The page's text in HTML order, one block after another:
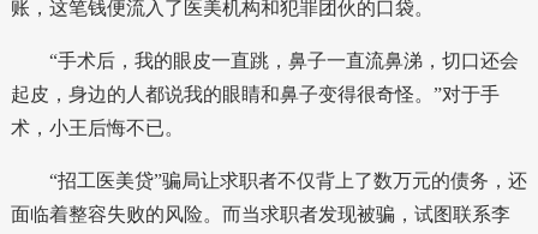
账，这笔钱便流入了医美机构和犯罪团伙的口袋。
“手术后，我的眼皮一直跳，鼻子一直流鼻涕，切口还会
起皮，身边的人都说我的眼睛和鼻子变得很奇怪。”对于手
术，小王后悔不已。
“招工医美贷”骗局让求职者不仅背上了数万元的债务，还
面临着整容失败的风险。而当求职者发现被骗，试图联系李